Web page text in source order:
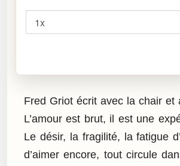
Fred Griot écrit avec la chair
L’amour est brut, il est une
Le désir, la fragilité, la fatigue
d’aimer encore, tout circule